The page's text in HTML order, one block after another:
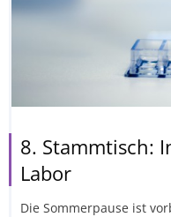
8. Stammtisch:
Labor
Die Sommerpause ist